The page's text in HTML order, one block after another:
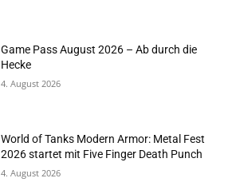
Game Pass August 2026 – Ab durch die
Hecke
4. August 2026
World of Tanks Modern Armor: Metal Fest
2026 startet mit Five Finger Death Punch
4. August 2026